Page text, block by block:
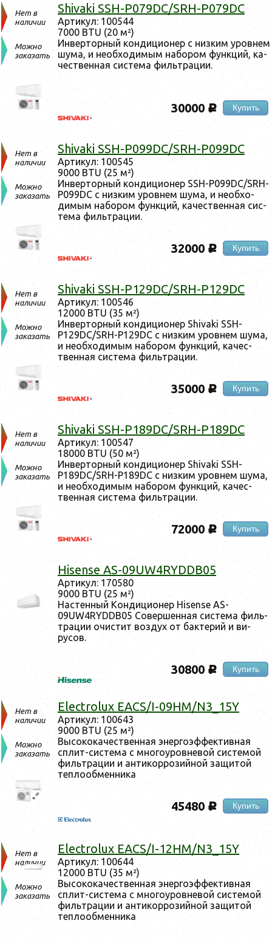
Нет в
наличии
Можно
заказать
Shivaki SSH-P079DC/SRH-P079DC
Ар­ти­кул: 100544
7000 BTU (20 м²)
Ин­вертор­ный кон­ди­ци­онер с низ­ким уров­нем
шу­ма, и не­об­хо­димым на­бором фун­кций, ка­
чес­твен­ная сис­те­ма филь­тра­ции.
30000 c Купить
Нет в
наличии
Можно
заказать
Shivaki SSH-P099DC/SRH-P099DC
Ар­ти­кул: 100545
9000 BTU (25 м²)
Ин­вертор­ный кон­ди­ци­онер SSH-P099DC/SRH-
P099DC с низ­ким уров­нем шу­ма, и не­об­хо­
димым на­бором фун­кций, ка­чес­твен­ная сис­
те­ма филь­тра­ции.
32000 c Купить
Нет в
наличии
Можно
заказать
Shivaki SSH-P129DC/SRH-P129DC
Ар­ти­кул: 100546
12000 BTU (35 м²)
Ин­вертор­ный кон­ди­ци­онер Shivaki SSH-
P129DC/SRH-P129DC с низ­ким уров­нем шу­ма,
и не­об­хо­димым на­бором фун­кций, ка­чес­
твен­ная сис­те­ма филь­тра­ции.
35000 c Купить
Нет в
наличии
Можно
заказать
Shivaki SSH-P189DC/SRH-P189DC
Ар­ти­кул: 100547
18000 BTU (50 м²)
Ин­вертор­ный кон­ди­ци­онер Shivaki SSH-
P189DC/SRH-P189DC с низ­ким уров­нем шу­ма,
и не­об­хо­димым на­бором фун­кций, ка­чес­
твен­ная сис­те­ма филь­тра­ции.
72000 c Купить
Hisense AS-09UW4RYDDB05
Ар­ти­кул: 170580
9000 BTU (25 м²)
Нас­тенный Кон­ди­ци­онер Hisense AS-
09UW4RYDDB05 Со­вер­шенная сис­те­ма филь­
тра­ции очис­тит воз­дух от бак­те­рий и ви­
русов.
30800 c Купить
Нет в
наличии
Можно
заказать
Electrolux EACS/I-09HM/N3_15Y
Ар­ти­кул: 100643
9000 BTU (25 м²)
Вы­соко­качес­твен­ная энер­го­эф­фектив­ная
сплит-сис­те­ма с мно­го­уров­не­вой сис­те­мой
филь­тра­ции и ан­ти­кор­ро­зий­ной за­щитой
теп­ло­об­менни­ка
45480 c Купить
Нет в
наличии
Можно
заказать
Electrolux EACS/I-12HM/N3_15Y
Ар­ти­кул: 100644
12000 BTU (35 м²)
Вы­соко­качес­твен­ная энер­го­эф­фектив­ная
сплит-сис­те­ма с мно­го­уров­не­вой сис­те­мой
филь­тра­ции и ан­ти­кор­ро­зий­ной за­щитой
теп­ло­об­менни­ка